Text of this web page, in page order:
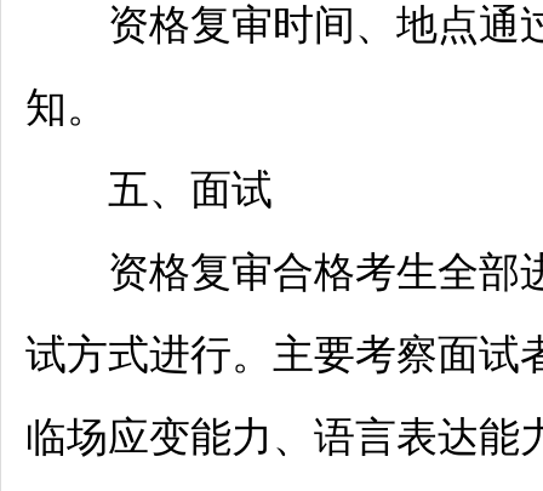
资格复审时间、地点通
知。
五、面试
资格复审合格考生全部
试方式进行。主要考察面试
临场应变能力、语言表达能